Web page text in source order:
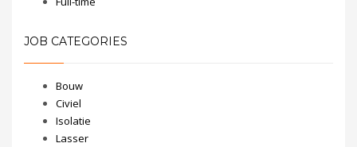
JOB CATEGORIES
Bouw
Civiel
Isolatie
Lasser